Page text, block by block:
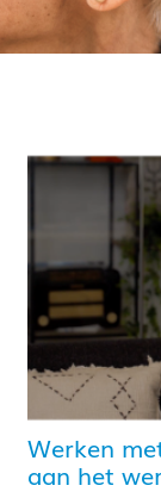
Werken
aan het